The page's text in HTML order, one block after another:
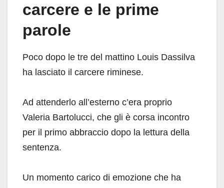
carcere e le prime
parole
Poco dopo le tre del mattino Louis Dassilva
ha lasciato il carcere riminese.
Ad attenderlo all’esterno c’era proprio
Valeria Bartolucci, che gli è corsa incontro
per il primo abbraccio dopo la lettura della
sentenza.
Un momento carico di emozione che ha